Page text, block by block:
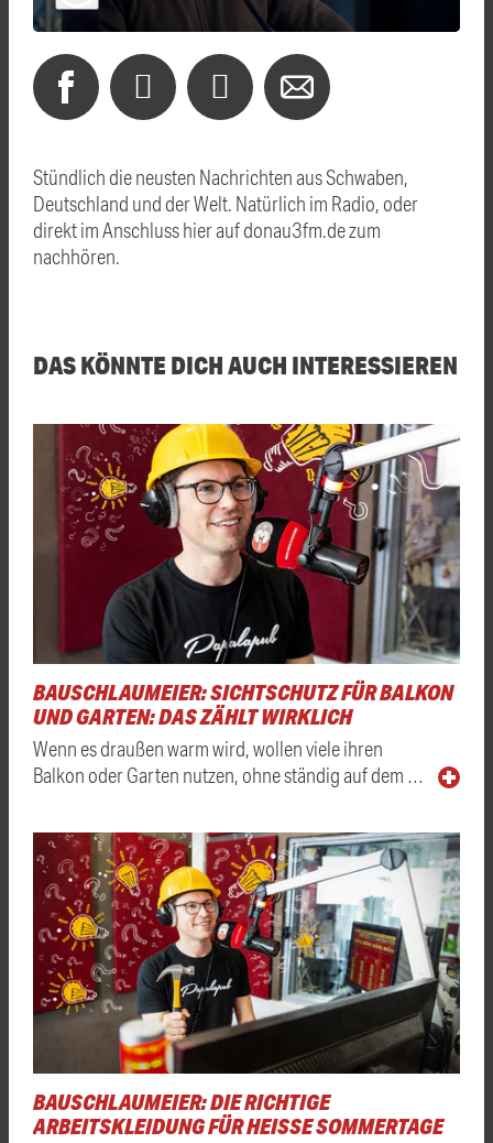
Stündlich die neusten Nachrichten aus Schwaben,
Deutschland und der Welt. Natürlich im Radio, oder
direkt im Anschluss hier auf donau3fm.de zum
nachhören.
DAS KÖNNTE DICH AUCH INTERESSIEREN
BAUSCHLAUMEIER: SICHTSCHUTZ FÜR BALKON
UND GARTEN: DAS ZÄHLT WIRKLICH
Wenn es draußen warm wird, wollen viele ihren
Balkon oder Garten nutzen, ohne ständig auf dem …
BAUSCHLAUMEIER: DIE RICHTIGE
ARBEITSKLEIDUNG FÜR HEISSE SOMMERTAGE